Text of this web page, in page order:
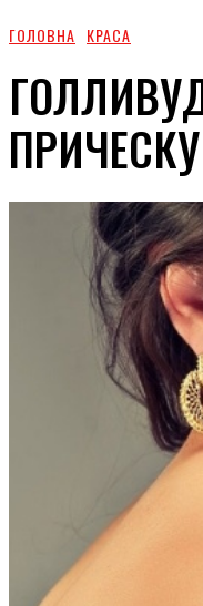
ГОЛОВНА КРАСА